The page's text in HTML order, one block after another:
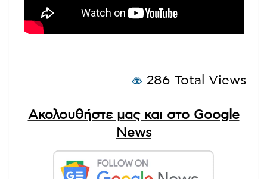
286 Total Views
Ακολουθήστε μας και στο Google
News